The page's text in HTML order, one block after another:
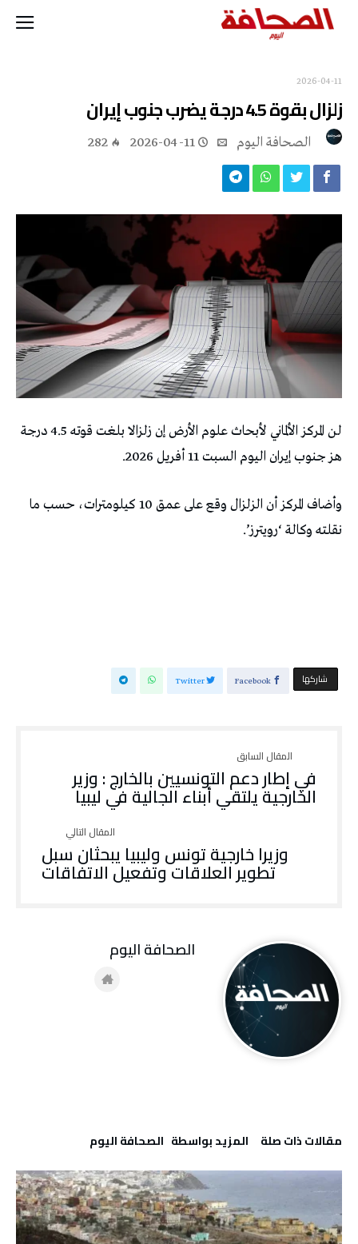
2026-04-11
زلزال بقوة 4.5 درجة يضرب جنوب إيران
2026-04-11
282
لن ​المركز ‌الألماني ‌لأبحاث علوم ‌الأرض ⁠إن ​زلزالا ⁠بلغت قوته ⁠4.5 درجة
هز ​جنوب ‌إيران اليوم السبت 11 أفريل 2026.
وأضاف ⁠المركز ‌أن الزلزال وقع على ‌عمق ⁠10 ‌كيلومترات، حسب ما
نقلته وكالة ‘رويترز’.
‫‫ شاركها‬ Facebook
Twitter
في إطار دعم التونسيين بالخارج : وزير
الخارجية يلتقي أبناء الجالية في ليبيا
وزيرا خارجية تونس وليبيا يبحثان سبل
تطوير العلاقات وتفعيل الاتفاقات
‫مقالات ذات صلة‬ ‫‫المزيد بواسطة‬ ‬ ‭ ‬الصحافة‭ ‬اليوم